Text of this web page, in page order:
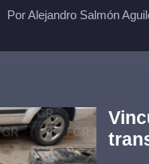
Por Alejandro Salmón